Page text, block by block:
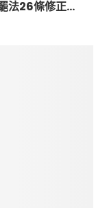
法26條修正...